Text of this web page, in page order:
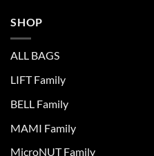
SHOP
ALL BAGS
LIFT Family
BELL Family
MAMI Family
MicroNUT Family